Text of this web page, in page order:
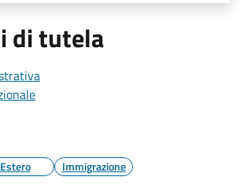
di tutela
Estero Immigrazione